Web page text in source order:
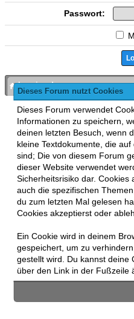
Dieses Forum nutzt Cookies
Dieses Forum verwendet
Informationen zu speichern,
deinen letzten Besuch, wenn
kleine Textdokumente, die
sind; Die von diesem Forum
dieser Website verwendet
Sicherheitsrisiko dar.
auch die spezifischen
du zum letzten Mal gelesen
Cookies akzeptierst oder
Ein Cookie wird in deinem
gespeichert, um zu
gestellt wird. Du kannst deine
über den Link in der Fußzeile
Passwort:
bronies.de
MyBB ,
Zur Desktop-
This forum uses